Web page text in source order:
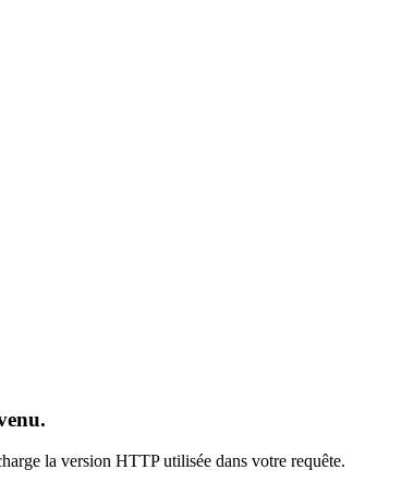
la version HTTP utilisée dans votre requête.